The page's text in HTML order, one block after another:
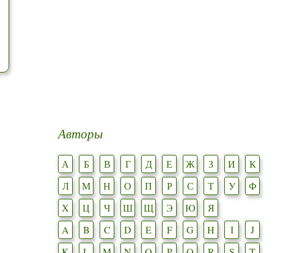
Авторы
А Б В Г Д Е Ж З И
К
Л
М Н О П Р С Т У
Ф
Х
Ц Ч Ш Щ Э Ю
Я
A
B C D E F G H I
J